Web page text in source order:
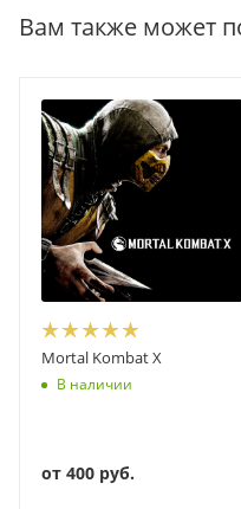
Вам также может
Mortal Kombat X
В наличии
от 400 руб.